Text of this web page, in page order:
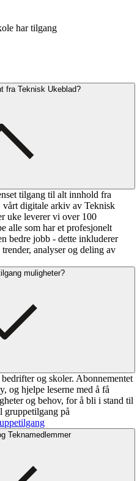
har tilgang
fra Teknisk Ukeblad?
tilgang til alt innhold fra
digitale arkiv av Teknisk
uke leverer vi over 100
alle som har et profesjonelt
bedre jobb - dette inkluderer
analyser og deling av
muligheter?
og skoler. Abonnementet
og hjelpe leserne med å få
og behov, for å bli i stand til
gruppetilgang på
Teknamedlemmer